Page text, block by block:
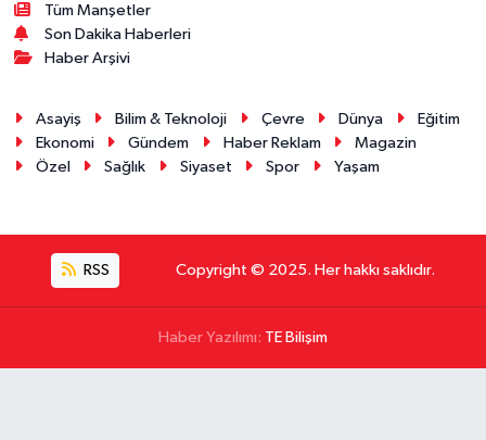
Tüm Manşetler
Son Dakika Haberleri
Haber Arşivi
Asayiş Bilim & Teknoloji Çevre Dünya
Eğitim
Ekonomi
Gündem Haber Reklam
Magazin
Özel
Sağlık Siyaset Spor Yaşam
RSS Copyright © 2025. Her hakkı saklıdır.
Haber Yazılımı: TE Bilişim